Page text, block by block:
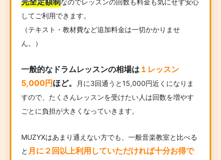
してご利用できます。
（テキスト・教材費など追加料金は一切かかりませ
ん。）
一般的なドラムレッスンの相場は １レッスン
5,000円ほど。
月に3回通うと15,000円近くになりま
すので、たくさんレッスンを受けたい人は回数を増やす
ごとに負担が大きくなっていきます。
MUZYXはあまり通えない方でも、一般音楽教室と比べる
と 月に２回以上利用していただければ十分お得で